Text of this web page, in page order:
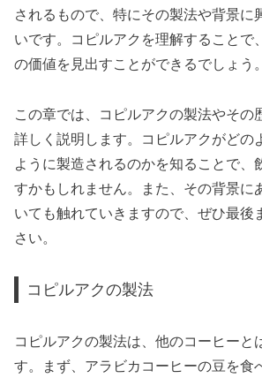
されるもので、特にその製法や背景に
いです。コピルアクを理解することで
の価値を見出すことができるでしょう。
この章では、コピルアクの製法やその
詳しく説明します。コピルアクがどの
ように製造されるのかを知ることで、
すかもしれません。また、その背景に
いても触れていきますので、ぜひ最後
さい。
コピルアクの製法
コピルアクの製法は、他のコーヒーと
す。まず、アラビカコーヒーの豆を食